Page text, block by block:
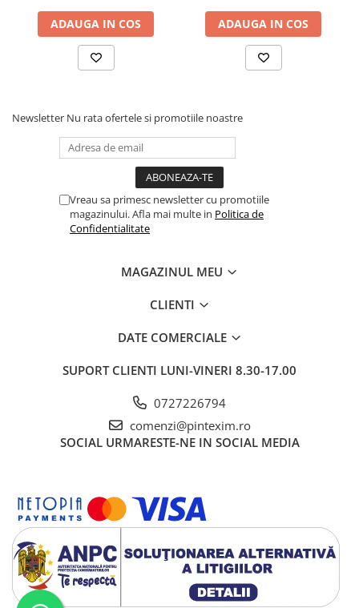
ADAUGA IN COS ADAUGA IN COS
Newsletter Nu rata ofertele si promotiile noastre
Vreau sa primesc newsletter cu promotiile
magazinului. Afla mai multe in Politica de
Confidentialitate
MAGAZINUL MEU
CLIENTI
DATE COMERCIALE
SUPORT CLIENTI LUNI-VINERI 8.30-17.00
0727226794
comenzi@pintexim.ro
SOCIAL URMARESTE-NE IN SOCIAL MEDIA